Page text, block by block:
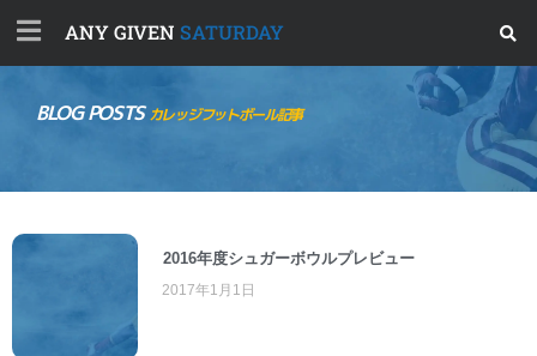
ANY GIVEN SATURDAY
BLOG POSTSカレッジフットボール記事
2016年度シュガーボウルプレビュー
2017年1月1日